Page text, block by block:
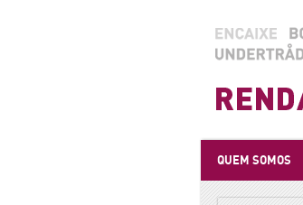
QUEM SOMOS